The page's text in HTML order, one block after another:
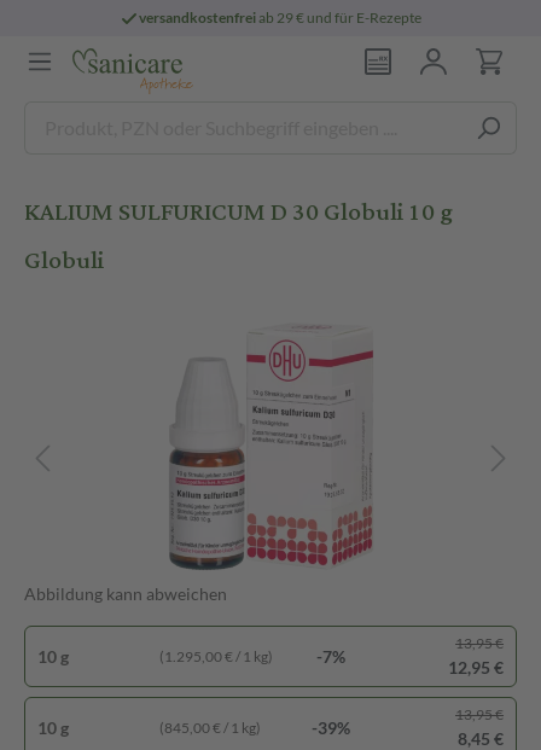
versandkostenfreiab 29 € und für E-Rezepte
KALIUM SULFURICUM D 30 Globuli 10 g
Globuli
Abbildung kann abweichen
10 g (1.295,00 € / 1 kg) -7%
13,95 €
12,95 €
10 g (845,00 € / 1 kg) -39%
13,95 €
8,45 €